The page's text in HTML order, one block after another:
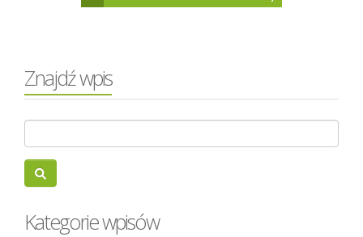
Znajdź wpis
Kategorie wpisów